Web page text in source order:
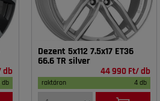
db
db
Dezent 5x112 7.5x17 ET36
66.6 TR silver
44 990 Ft/ db
raktáron 4 db